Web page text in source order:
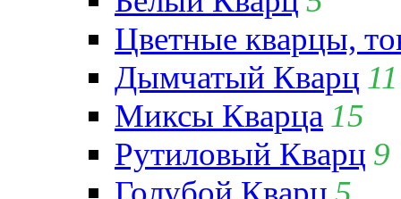
Цветные кварцы,
Дымчатый Кварц 11
Миксы Кварца 15
Рутиловый Кварц 9